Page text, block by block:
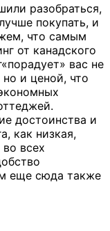
разобраться,
покупать, и
что самым
от канадского
вас не
и ценой, что
достоинства и
как низкая,
всех
еще сюда также